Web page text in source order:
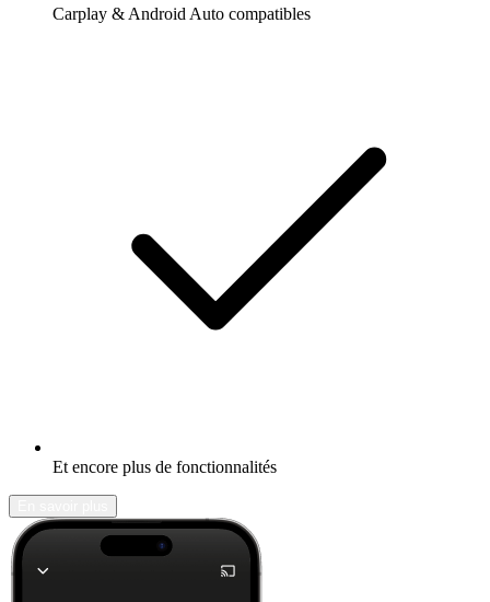
Carplay & Android Auto compatibles
Et encore plus de fonctionnalités